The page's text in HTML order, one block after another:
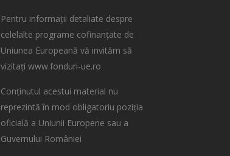
Pentru informații detaliate despre
celelalte programe cofinanțate de
Uniunea Europeană vă invităm să
vizitaţi www.fonduri-ue.ro
Conținutul acestui material nu
reprezintă în mod obligatoriu poziția
oficială a Uniunii Europene sau a
Guvernului României